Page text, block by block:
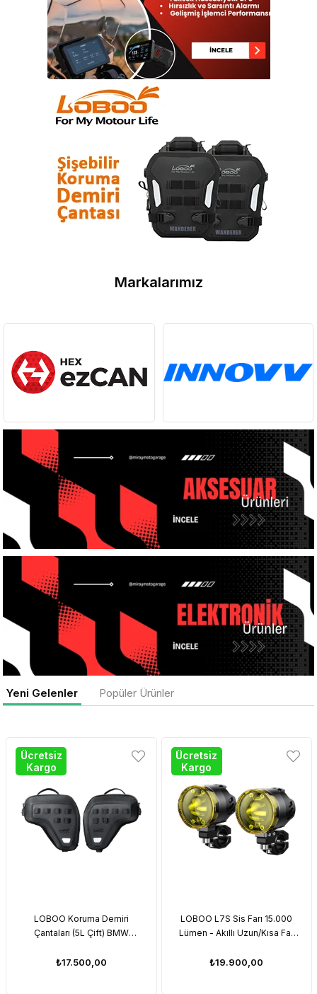
Markalarımız
Yeni Gelenler Popüler Ürünler
Chigee AIO 6 Max Akıllı Sürüş Sistemi
Ücretsiz
Kargo
LOBOO Koruma Demiri
Çantaları (5L Çift) BMW
için - Hırsızlığa Karşı Korumalı
₺17.500,00
Ücretsiz
Kargo
LOBOO L7S Sis Farı 15.000
Lümen - Akıllı Uzun/Kısa Far
₺19.900,00
Ücretsiz
Kargo